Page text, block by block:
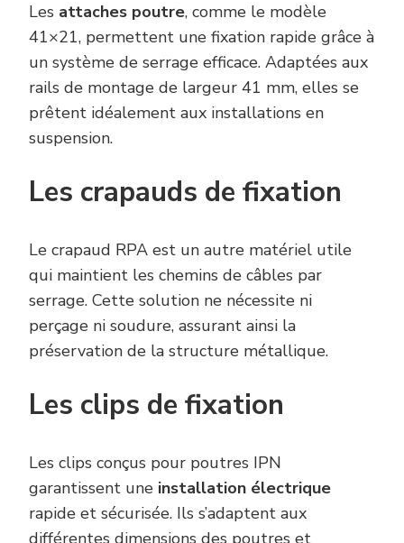
Les attaches poutre, comme le modèle
41×21, permettent une fixation rapide grâce à
un système de serrage efficace. Adaptées aux
rails de montage de largeur 41 mm, elles se
prêtent idéalement aux installations en
suspension.
Les crapauds de fixation
Le crapaud RPA est un autre matériel utile
qui maintient les chemins de câbles par
serrage. Cette solution ne nécessite ni
perçage ni soudure, assurant ainsi la
préservation de la structure métallique.
Les clips de fixation
Les clips conçus pour poutres IPN
garantissent une installation électrique
rapide et sécurisée. Ils s’adaptent aux
différentes dimensions des poutres et